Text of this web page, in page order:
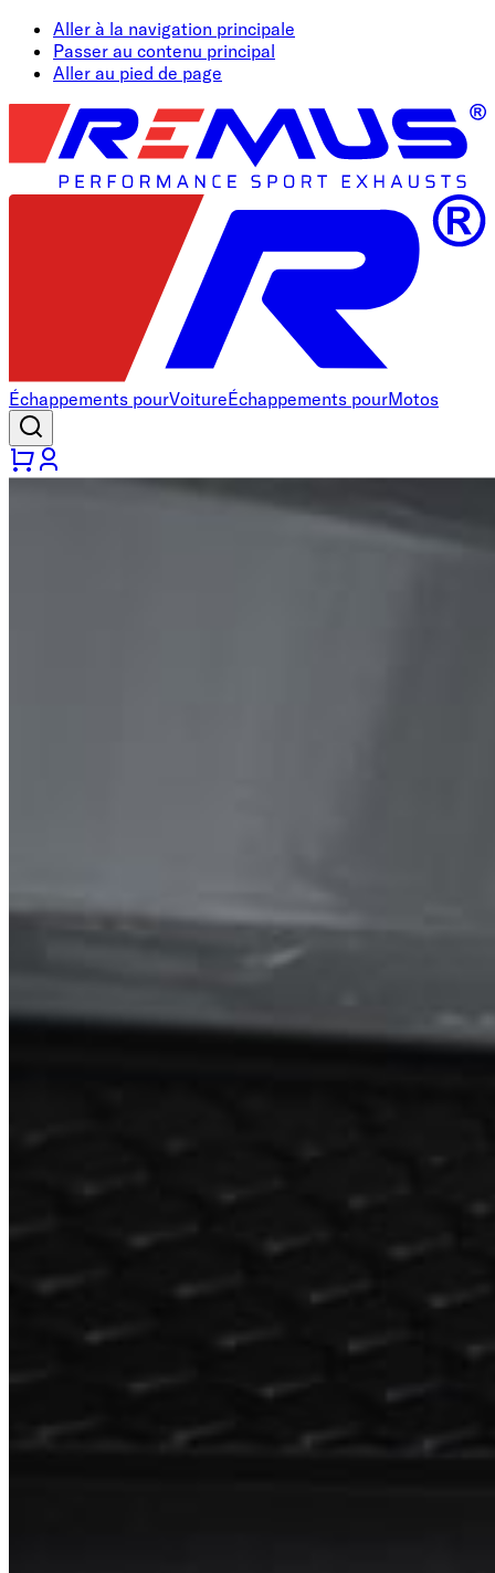
Aller à la navigation principale
Passer au contenu principal
Aller au pied de page
Échappements pourVoitureÉchappements pourMotos